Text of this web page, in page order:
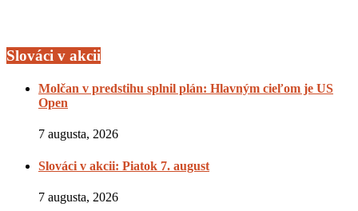
Slováci v akcii
Molčan v predstihu splnil plán: Hlavným cieľom je US
Open
7 augusta, 2026
Slováci v akcii: Piatok 7. august
7 augusta, 2026